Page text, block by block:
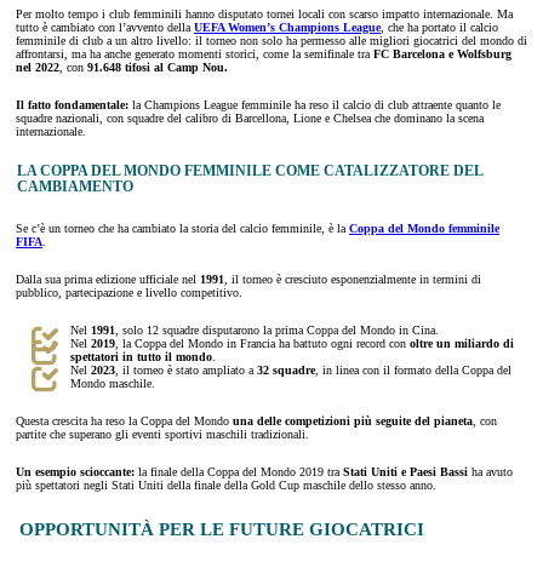
Per molto tempo i club femminili hanno disputato tornei locali con scarso impatto internazionale. Ma
tutto è cambiato con l’avvento della UEFA Women’s Champions League, che ha portato il calcio
femminile di club a un altro livello: il torneo non solo ha permesso alle migliori giocatrici del mondo di
affrontarsi, ma ha anche generato momenti storici, come la semifinale tra FC Barcelona e Wolfsburg
nel 2022 , con 91.648 tifosi al Camp Nou.
Il fatto fondamentale: la Champions League femminile ha reso il calcio di club attraente quanto le
squadre nazionali, con squadre del calibro di Barcellona, Lione e Chelsea che dominano la scena
internazionale.
LA COPPA DEL MONDO FEMMINILE COME CATALIZZATORE DEL
CAMBIAMENTO
Se c’è un torneo che ha cambiato la storia del calcio femminile, è la Coppa del Mondo femminile
FIFA
Dalla sua prima edizione ufficiale nel 1991 , il torneo è cresciuto esponenzialmente in termini di
pubblico, partecipazione e livello competitivo.
Nel 1991 , solo 12 squadre disputarono la prima Coppa del Mondo in Cina.
Nel 2019 , la Coppa del Mondo in Francia ha battuto ogni record con oltre un miliardo di
spettatori in tutto il mondo
Nel 2023 , il torneo è stato ampliato a 32 squadre, in linea con il formato della Coppa del
Mondo maschile.
Questa crescita ha reso la Coppa del Mondo una delle competizioni più seguite del pianeta , con
partite che superano gli eventi sportivi maschili tradizionali.
Un esempio scioccante: la finale della Coppa del Mondo 2019 tra Stati Uniti e Paesi Bassi ha avuto
più spettatori negli Stati Uniti della finale della Gold Cup maschile dello stesso anno.
OPPORTUNITÀ PER LE FUTURE GIOCATRICI